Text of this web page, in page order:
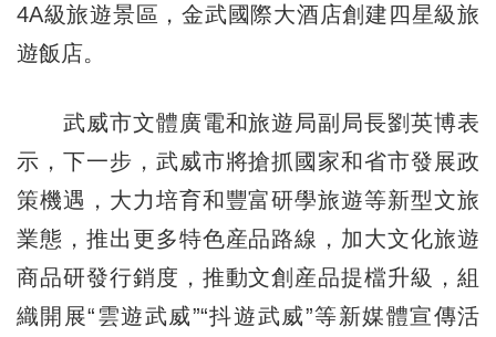
4A級旅遊景區，金武國際大酒店創建四星級旅
遊飯店。
武威市文體廣電和旅遊局副局長劉英博表
示，下一步，武威市將搶抓國家和省市發展政
策機遇，大力培育和豐富研學旅遊等新型文旅
業態，推出更多特色産品路線，加大文化旅遊
商品研發行銷度，推動文創産品提檔升級，組
織開展“雲遊武威”“抖遊武威”等新媒體宣傳活